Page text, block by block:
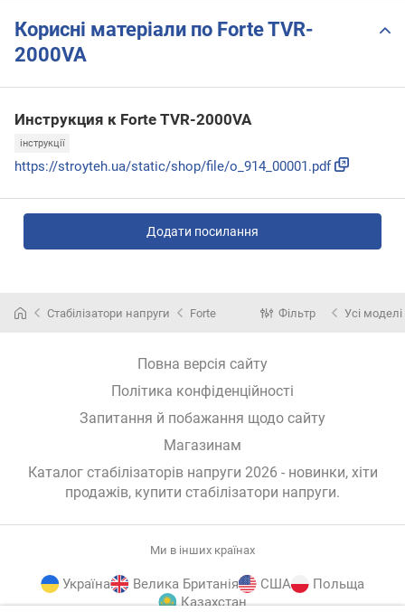
Корисні матеріали по Forte TVR-
2000VA
Инструкция к Forte TVR-2000VA
інструкції
https://stroyteh.ua/static/shop/file/o_914_00001.pdf
Додати посилання
Стабілізатори напруги Forte Фільтр Усі моделі
Повна версія сайту
Політика конфіденційності
Запитання й побажання щодо сайту
Магазинам
Каталог стабілізаторів напруги 2026 - новинки, хіти
продажів, купити стабілізатори напруги.
Ми в інших країнах
Україна Велика Британія США
Польща
Казахстан